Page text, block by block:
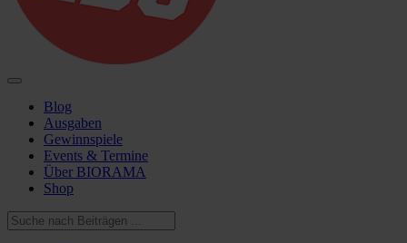
Blog
Ausgaben
Gewinnspiele
Events & Termine
Über BIORAMA
Shop